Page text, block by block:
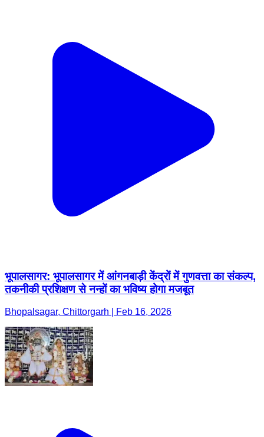
भूपालसागर: भूपालसागर में आंगनबाड़ी केंद्रों में गुणवत्ता का संकल्प,
तकनीकी प्रशिक्षण से नन्हों का भविष्य होगा मजबूत
Bhopalsagar, Chittorgarh | Feb 16, 2026